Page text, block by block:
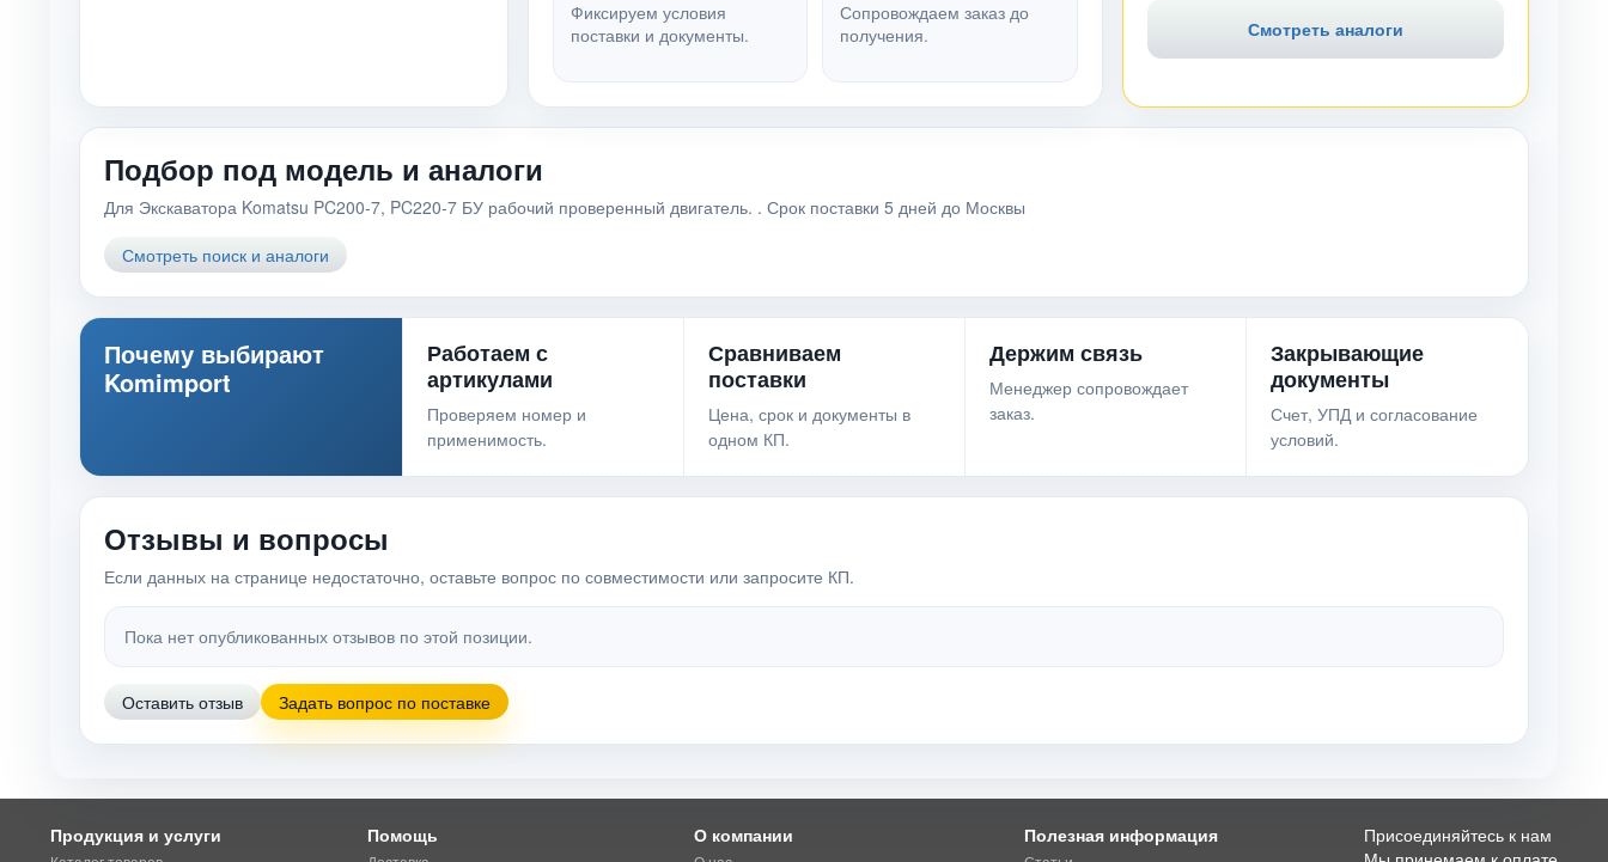
Фиксируем условия
поставки и документы.
Сопровождаем заказ до
получения.
Смотреть аналоги
Подбор под модель и аналоги
Для Экскаватора Komatsu PC200-7, PC220-7 БУ рабочий проверенный двигатель. . Срок поставки 5 дней до Москвы
Смотреть поиск и аналоги
Почему выбирают
Komimport
Работаем с
артикулами
Проверяем номер и
применимость.
Сравниваем
поставки
Цена, срок и документы в
одном КП.
Держим связь
Менеджер сопровождает
заказ.
Закрывающие
документы
Счет, УПД и согласование
условий.
Отзывы и вопросы
Если данных на странице недостаточно, оставьте вопрос по совместимости или запросите КП.
Пока нет опубликованных отзывов по этой позиции.
Оставить отзыв Задать вопрос по поставке
Продукция и услуги Помощь О компании Полезная информация
Присоединяйтесь к нам